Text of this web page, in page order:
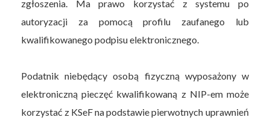
zgłoszenia. Ma prawo korzystać z systemu po
autoryzacji za pomocą profilu zaufanego lub
kwalifikowanego podpisu elektronicznego.
Podatnik niebędący osobą fizyczną wyposażony w
elektroniczną pieczęć kwalifikowaną z NIP-em może
korzystać z KSeF na podstawie pierwotnych uprawnień